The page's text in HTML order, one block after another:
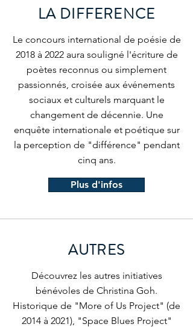
LA DIFFERENCE
Le concours international de poésie de
2018 à 2022 aura souligné l'écriture de
poètes reconnus ou simplement
passionnés, croisée aux événements
sociaux et culturels marquant le
changement de décennie. Une
enquête internationale et poétique sur
la perception de "différence" pendant
cinq ans.
Plus d'infos
AUTRES
Découvrez les autres initiatives
bénévoles de Christina Goh.
Historique de "More of Us Project" (de
2014 à 2021), "Space Blues Project"